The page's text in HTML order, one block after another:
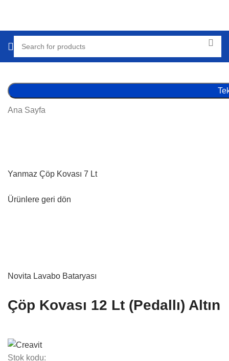
Ana Sayfa
Yanmaz Çöp Kovası 7 Lt
Ürünlere geri dön
Novita Lavabo Bataryası
Çöp Kovası 12 Lt (Pedallı) Altın
Stok kodu: